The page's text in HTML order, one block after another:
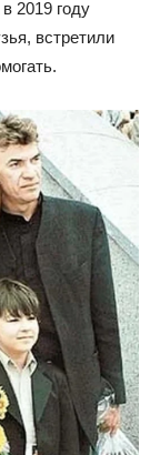
2019 году
встретили